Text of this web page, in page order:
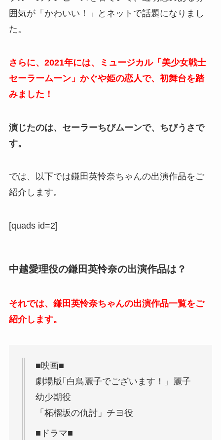
囲気が「かわいい！」とネットで話題になりまし
た。
さらに、2021年には、ミュージカル「美少女戦士
セーラームーン」かぐや姫の恋人で、初舞台を踏
みました！
演じたのは、セーラーちびムーンで、ちびうさで
す。
では、以下では鎌田英怜奈ちゃんの出演作品をご
紹介します。
[quads id=2]
中越愛理役の鎌田英怜奈の出演作品は？
それでは、鎌田英怜奈ちゃんの出演作品一覧をご
紹介します。
■映画■
劇場版｢白鳥麗子でございます！」麗子
幼少期役
「柘榴坂の仇討」チヨ役
■ドラマ■